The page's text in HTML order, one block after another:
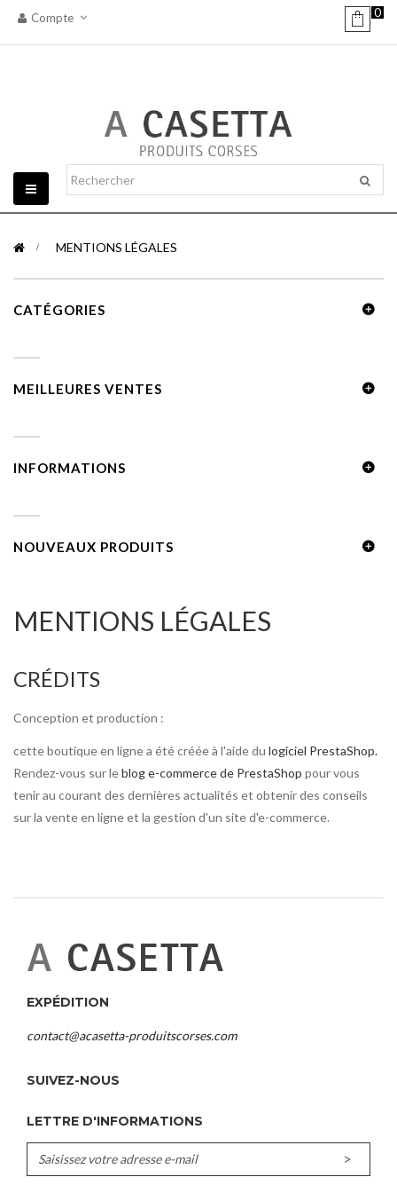
0
Compte
Basculer
la
>
MENTIONS LÉGALES
CATÉGORIES
MEILLEURES VENTES
INFORMATIONS
NOUVEAUX PRODUITS
MENTIONS LÉGALES
CRÉDITS
Conception et production :
cette boutique en ligne a été créée à l'aide du logiciel PrestaShop.
Rendez-vous sur leblog e-commerce de PrestaShop pour vous
tenir au courant des dernières actualités et obtenir des conseils
sur la vente en ligne et la gestion d'un site d'e-commerce.
EXPÉDITION
contact@acasetta-produitscorses.com
SUIVEZ-NOUS
LETTRE D'INFORMATIONS